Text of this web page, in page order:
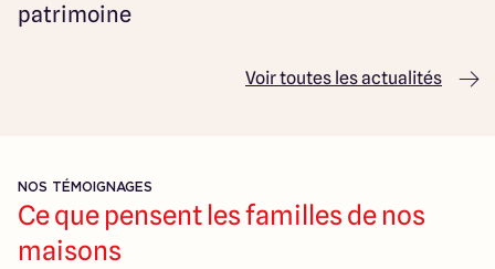
patrimoine
Voir toutes les actualités
NOS TÉMOIGNAGES
Ce que pensent les familles de nos
maisons